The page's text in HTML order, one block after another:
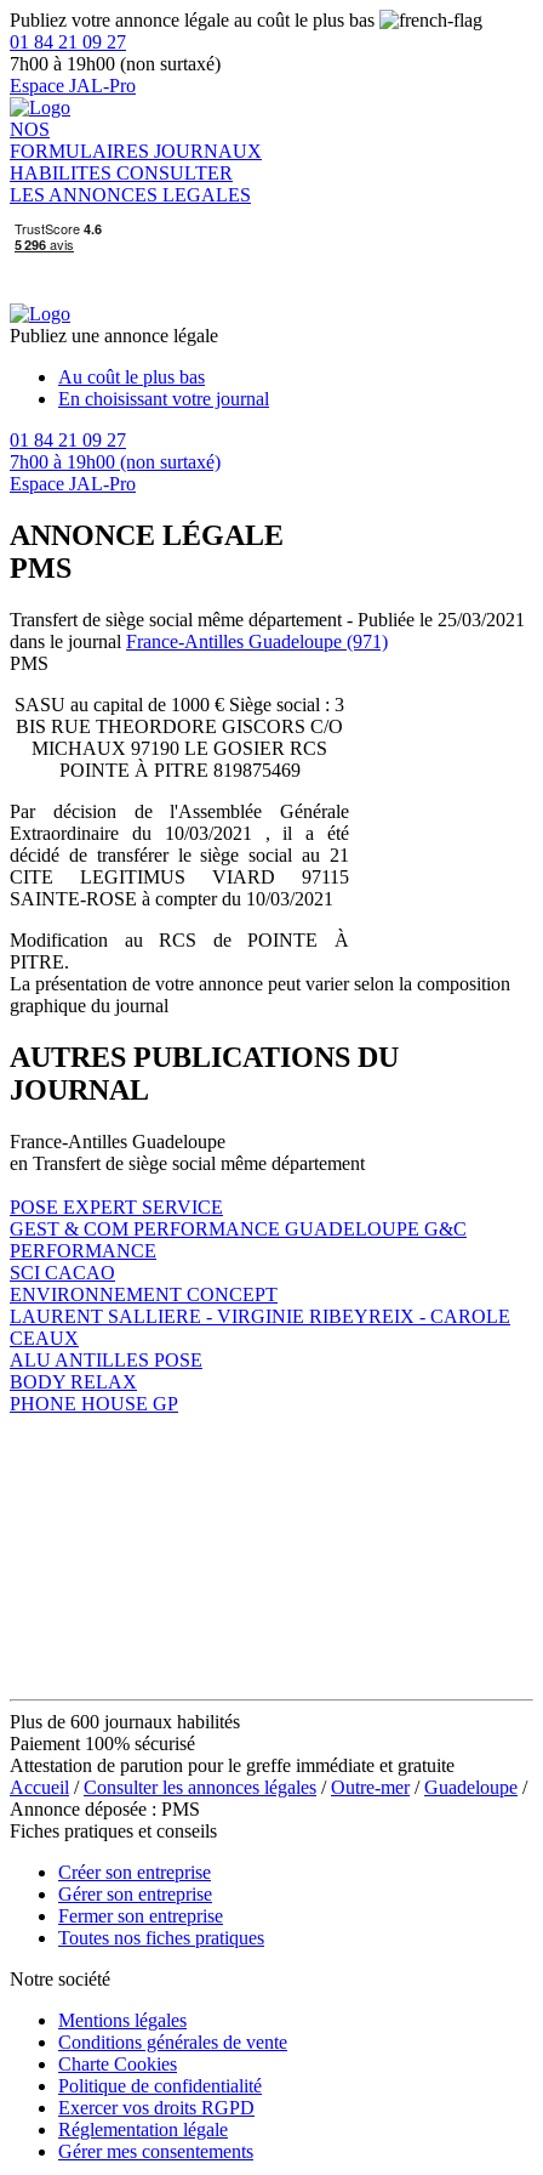
Publiez votre annonce légale au coût le plus bas
01 84 21 09 27
7h00 à 19h00 (non surtaxé)
Espace JAL-Pro
NOS
FORMULAIRES JOURNAUX
HABILITES CONSULTER
LES ANNONCES LEGALES
Publiez une annonce légale
Au coût le plus bas
En choisissant votre journal
01 84 21 09 27
7h00 à 19h00 (non surtaxé)
Espace JAL-Pro
ANNONCE LÉGALE
PMS
Transfert de siège social même département - Publiée le 25/03/2021
dans le journal France-Antilles Guadeloupe (971)
PMS
SASU au capital de 1000 € Siège social : 3
BIS RUE THEORDORE GISCORS C/O
MICHAUX 97190 LE GOSIER RCS
POINTE À PITRE 819875469
Par décision de l'Assemblée Générale
Extraordinaire du 10/03/2021 , il a été
décidé de transférer le siège social au 21
CITE LEGITIMUS VIARD 97115
SAINTE-ROSE à compter du 10/03/2021
Modification au RCS de POINTE À
PITRE.
La présentation de votre annonce peut varier selon la composition
graphique du journal
AUTRES PUBLICATIONS DU
JOURNAL
France-Antilles Guadeloupe
en Transfert de siège social même département
POSE EXPERT SERVICE
GEST & COM PERFORMANCE GUADELOUPE G&C
PERFORMANCE
SCI CACAO
ENVIRONNEMENT CONCEPT
LAURENT SALLIERE - VIRGINIE RIBEYREIX - CAROLE
CEAUX
ALU ANTILLES POSE
BODY RELAX
PHONE HOUSE GP
Plus de 600 journaux habilités
Paiement 100% sécurisé
Attestation de parution pour le greffe immédiate et gratuite
Accueil /Consulter les annonces légales /Outre-mer/Guadeloupe /
Annonce déposée : PMS
Fiches pratiques et conseils
Créer son entreprise
Gérer son entreprise
Fermer son entreprise
Toutes nos fiches pratiques
Notre société
Mentions légales
Conditions générales de vente
Charte Cookies
Politique de confidentialité
Exercer vos droits RGPD
Réglementation légale
Gérer mes consentements